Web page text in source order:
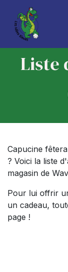
Se rendre au
Liste
Capucine
? Voici la liste
magasin de
Pour lui offrir
un cadeau,
page !